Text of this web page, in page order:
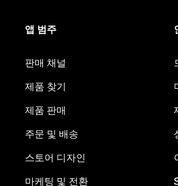
앱 범주
판매 채널
제품 찾기
제품 판매
주문 및 배송
스토어 디자인
마케팅 및 전환